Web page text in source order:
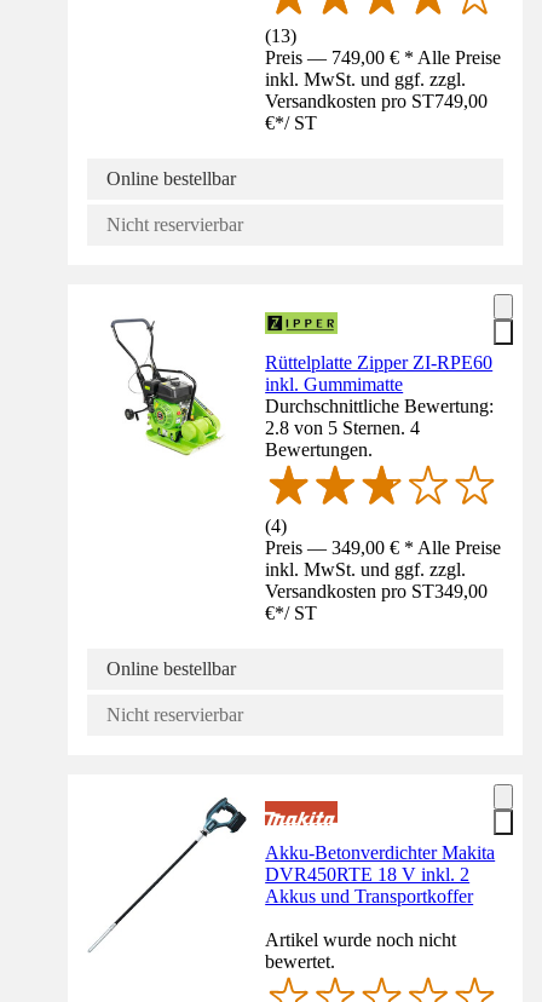
(13)
Preis — 749,00 € * Alle Preise
inkl. MwSt. und ggf. zzgl.
Versandkosten pro ST749,00
€*/ ST
Online bestellbar
Nicht reservierbar
Rüttelplatte Zipper ZI-RPE60
inkl. Gummimatte
Durchschnittliche Bewertung:
2.8 von 5 Sternen. 4
Bewertungen.
(4)
Preis — 349,00 € * Alle Preise
inkl. MwSt. und ggf. zzgl.
Versandkosten pro ST349,00
€*/ ST
Online bestellbar
Nicht reservierbar
Akku-Betonverdichter Makita
DVR450RTE 18 V inkl. 2
Akkus und Transportkoffer
Artikel wurde noch nicht
bewertet.